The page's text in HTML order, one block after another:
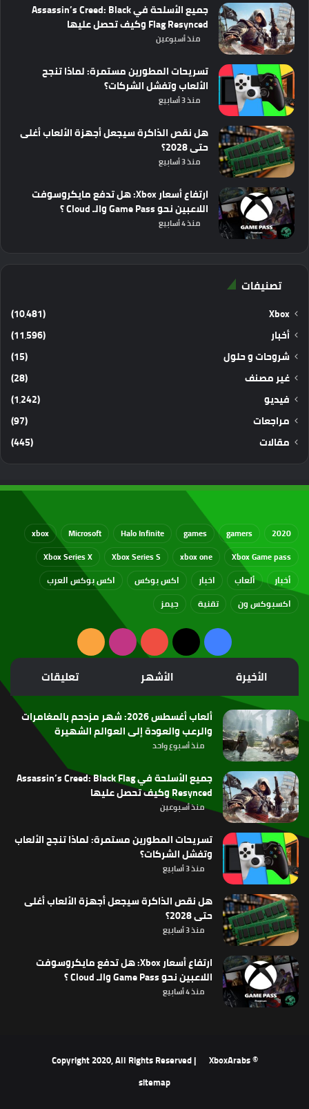
جميع الأسلحة في Assassin’s Creed: Black
Flag Resynced وكيف تحصل عليها
منذ أسبوعين
تسريحات المطورين مستمرة: لماذا تنجح
الألعاب وتفشل الشركات؟
منذ 3 أسابيع
هل نقص الذاكرة سيجعل أجهزة الألعاب أغلى
حتى 2028؟
منذ 3 أسابيع
ارتفاع أسعار Xbox: هل تدفع مايكروسوفت
اللاعبين نحو Game Pass والـ Cloud ؟
منذ 4 أسابيع
تصنيفات
Xbox
(10٬481)
أخبار
(11٬596)
شروحات و حلول
(15)
غير مصنف
(28)
فيديو
(1٬242)
مراجعات
(97)
مقالات
(445)
2020
gamers
games
Halo Infinite
Microsoft
xbox
Xbox Game pass
xbox one
Xbox Series S
Xbox Series X
أخبار
ألعاب اخبار اكس بوكس
اكس بوكس العرب
اكسبوكس ون
تقنية جيمز
فيسبوك
‫X
‫YouTubeانستقرامملخص
الموقع
RSS
الأخيرة الأشهر تعليقات
ألعاب أغسطس 2026: شهر مزدحم بالمغامرات
والرعب والعودة إلى العوالم الشهيرة
منذ أسبوع واحد
جميع الأسلحة في Assassin’s Creed: Black Flag
Resynced وكيف تحصل عليها
منذ أسبوعين
تسريحات المطورين مستمرة: لماذا تنجح الألعاب
وتفشل الشركات؟
منذ 3 أسابيع
هل نقص الذاكرة سيجعل أجهزة الألعاب أغلى
حتى 2028؟
منذ 3 أسابيع
ارتفاع أسعار Xbox: هل تدفع مايكروسوفت
اللاعبين نحو Game Pass والـ Cloud ؟
منذ 4 أسابيع
© Copyright 2020, All Rights Reserved |
XboxArabs
sitemap